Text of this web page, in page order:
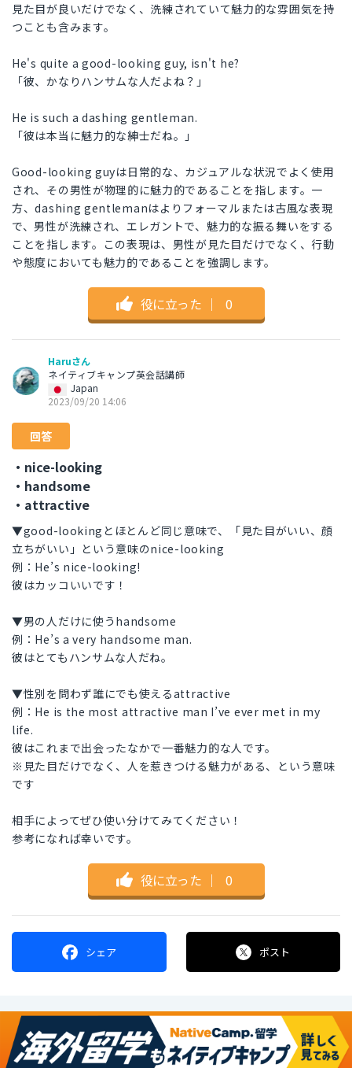
見た目が良いだけでなく、洗練されていて魅力的な雰囲気を持
つことも含みます。
He's quite a good-looking guy, isn't he?
「彼、かなりハンサムな人だよね？」
He is such a dashing gentleman.
「彼は本当に魅力的な紳士だね。」
Good-looking guyは日常的な、カジュアルな状況でよく使用
され、その男性が物理的に魅力的であることを指します。一
方、dashing gentlemanはよりフォーマルまたは古風な表現
で、男性が洗練され、エレガントで、魅力的な振る舞いをする
ことを指します。この表現は、男性が見た目だけでなく、行動
や態度においても魅力的であることを強調します。
役に立った ｜ 0
Haruさん
ネイティブキャンプ英会話講師
Japan
2023/09/20 14:06
回答
・nice-looking
・handsome
・attractive
▼good-lookingとほとんど同じ意味で、「見た目がいい、顔
立ちがいい」という意味のnice-looking
例：He’s nice-looking!
彼はカッコいいです！
▼男の人だけに使うhandsome
例：He’s a very handsome man.
彼はとてもハンサムな人だね。
▼性別を問わず誰にでも使えるattractive
例：He is the most attractive man I’ve ever met in my
life.
彼はこれまで出会ったなかで一番魅力的な人です。
※見た目だけでなく、人を惹きつける魅力がある、という意味
です
相手によってぜひ使い分けてみてください！
参考になれば幸いです。
役に立った ｜ 0
シェア ポスト